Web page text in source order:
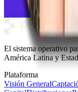
Agenda tu demo gratuita
El sistema operativo
América Latina y
Plataforma
Visión General